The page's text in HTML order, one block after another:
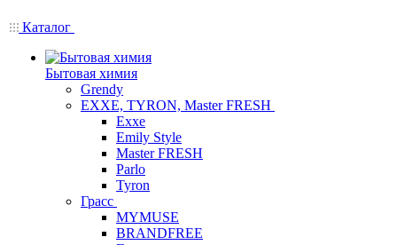
Каталог
Бытовая химия
Grendy
EXXE, TYRON, Master FRESH
Exxe
Emily Style
Master FRESH
Parlo
Tyron
Грасс
MYMUSE
BRANDFREE